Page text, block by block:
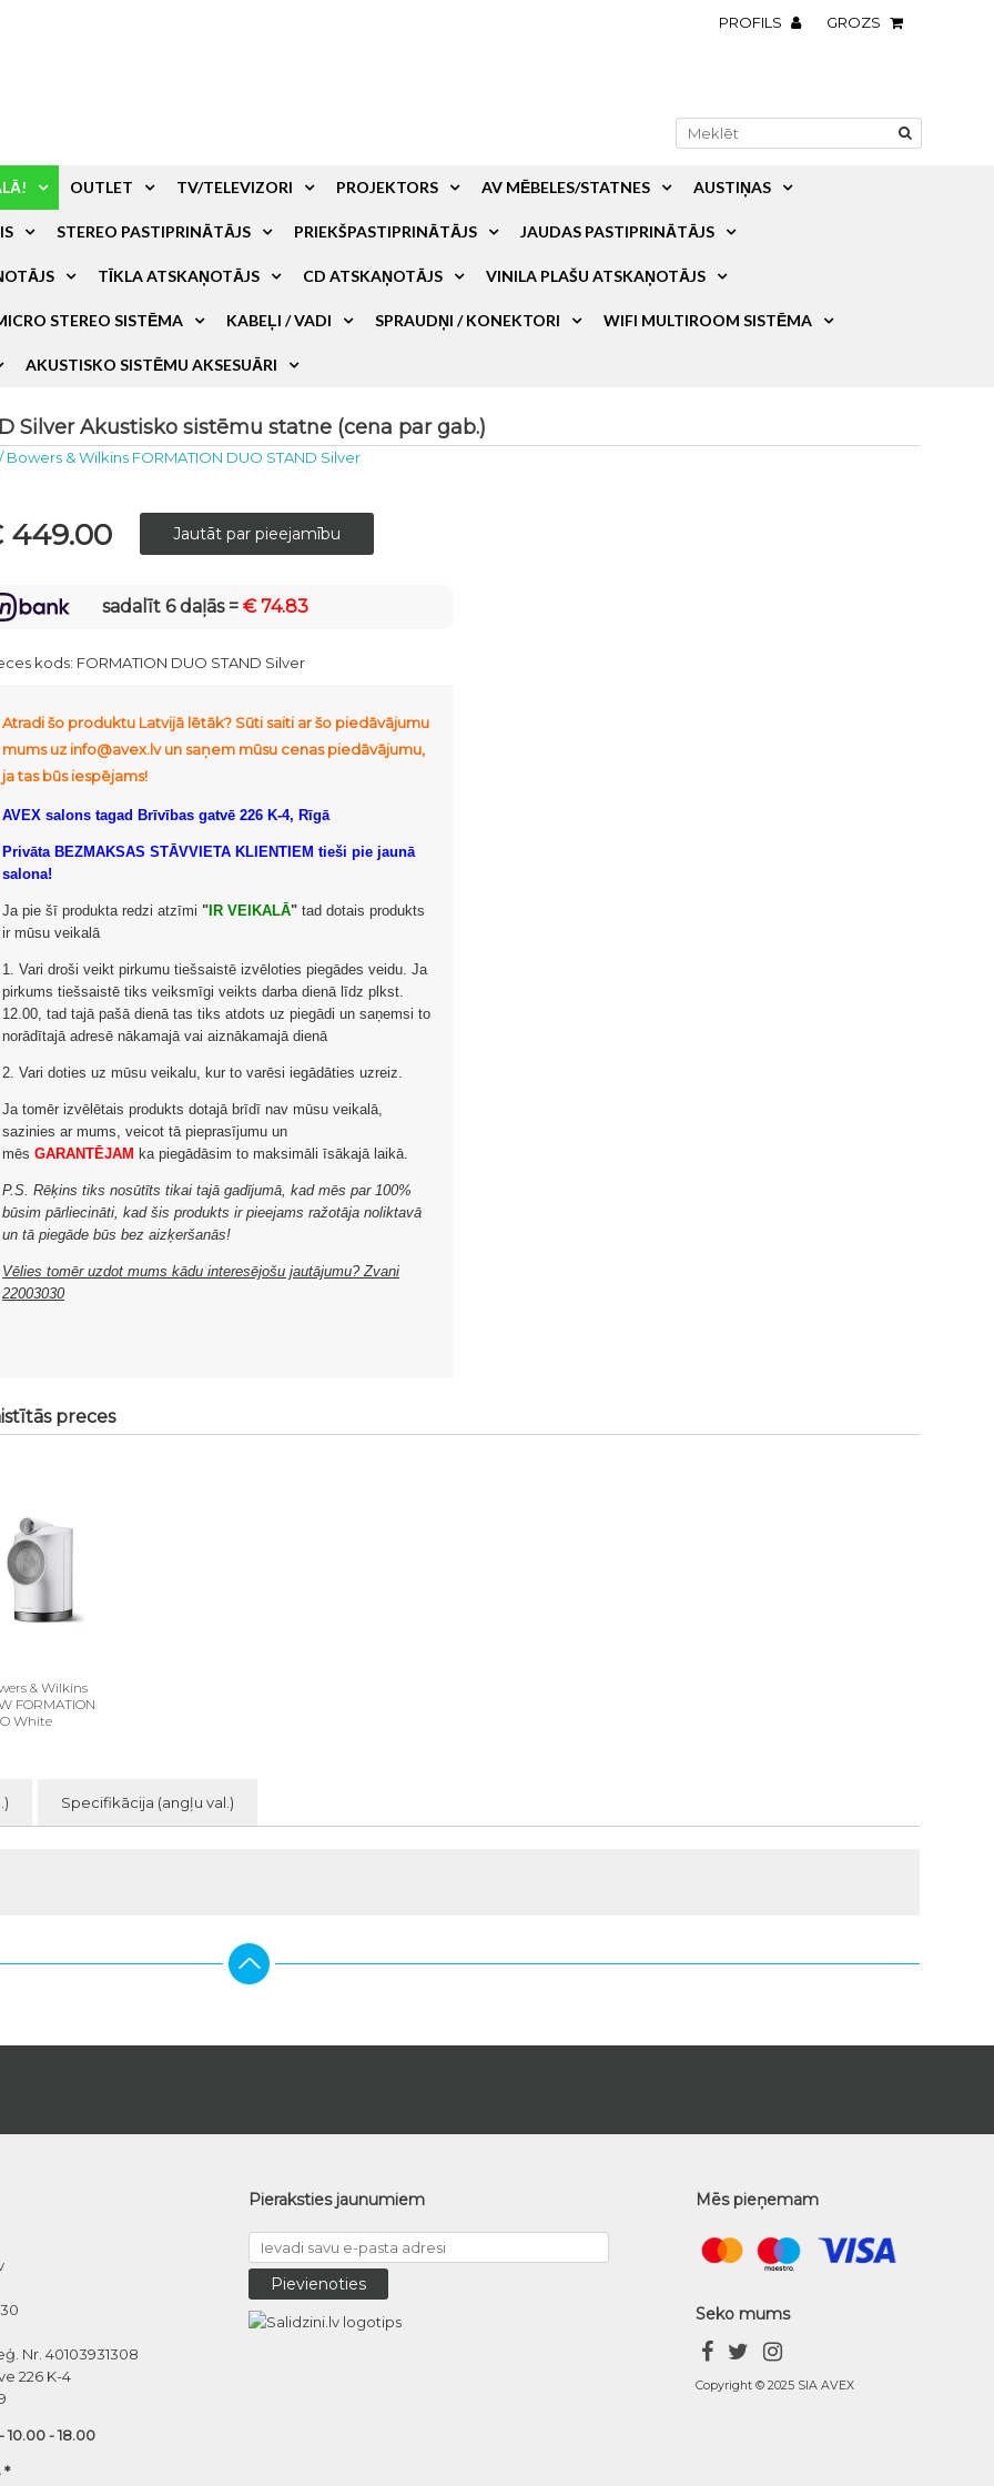
PROFILS GROZS
OUTLET TV/TELEVIZORI PROJEKTORS AV MĒBELES/STATNES AUSTIŅAS
STEREO PASTIPRINĀTĀJS PRIEKŠPASTIPRINĀTĀJS JAUDAS PASTIPRINĀTĀJS
TĪKLA ATSKAŅOTĀJS CD ATSKAŅOTĀJS VINILA PLAŠU ATSKAŅOTĀJS
STEREO SISTĒMA KABEĻI / VADI SPRAUDŅI / KONEKTORI WIFI MULTIROOM SISTĒMA
AKUSTISKO SISTĒMU AKSESUĀRI
Silver Akustisko sistēmu statne (cena par gab.)
Bowers & Wilkins FORMATION DUO STAND Silver
449.00
sadalīt 6 daļās =€ 74.83
kods: FORMATION DUO STAND Silver
Atradi šo produktu Latvijā lētāk? Sūti saiti ar šo piedāvājumu
mums uz info@avex.lv un saņem mūsu cenas piedāvājumu,
ja tas būs iespējams!
AVEX salons tagad Brīvības gatvē 226 K-4, Rīgā
Privāta BEZMAKSAS STĀVVIETA KLIENTIEM tieši pie jaunā
salona!
Ja pie šī produkta redzi atzīmi " IR VEIKALĀ" tad dotais produkts
ir mūsu veikalā
1. Vari droši veikt pirkumu tiešsaistē izvēloties piegādes veidu. Ja
pirkums tiešsaistē tiks veiksmīgi veikts darba dienā līdz plkst.
12.00, tad tajā pašā dienā tas tiks atdots uz piegādi un saņemsi to
norādītajā adresē nākamajā vai aiznākamajā dienā
2. Vari doties uz mūsu veikalu, kur to varēsi iegādāties uzreiz.
Ja tomēr izvēlētais produkts dotajā brīdī nav mūsu veikalā,
sazinies ar mums, veicot tā pieprasījumu un
mēsGARANTĒJAM ka piegādāsim to maksimāli īsākajā laikā.
P.S. Rēķins tiks nosūtīts tikai tajā gadījumā, kad mēs par 100%
būsim pārliecināti, kad šis produkts ir pieejams ražotāja noliktavā
un tā piegāde būs bez aizķeršanās!
Vēlies tomēr uzdot mums kādu interesējošu jautājumu? Zvani
22003030
preces
& Wilkins
FORMATION
White
Specifikācija (angļu val.)
Nr. 40103931308
226 K-4
10.00 - 18.00
*
Pieraksties jaunumiem Mēs pieņemam
Seko mums
Copyright © 2025 SIA AVEX